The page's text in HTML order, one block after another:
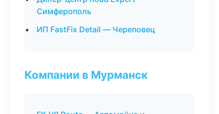
Симферополь
ИП FastFix Detail — Череповец
Компании в Мурманск